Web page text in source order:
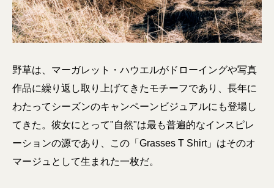
野草は、マーガレット・ハウエルがドローイングや写真
作品に繰り返し取り上げてきたモチーフであり、長年に
わたってシーズンのキャンペーンビジュアルにも登場し
てきた。彼女にとって"自然"は最も普遍的なインスピレ
ーションの源であり、この「Grasses T Shirt」はそのオ
マージュとして生まれた一枚だ。